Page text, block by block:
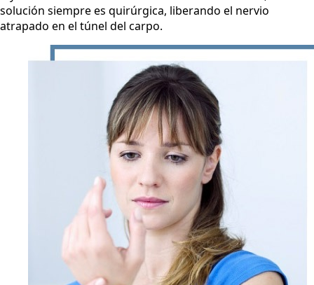
solución siempre es quirúrgica, liberando el nervio
atrapado en el túnel del carpo.